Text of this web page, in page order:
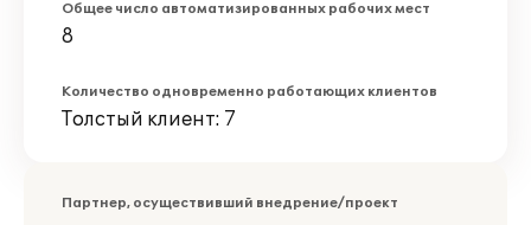
Общее число автоматизированных рабочих мест
8
Количество одновременно работающих клиентов
Толстый клиент: 7
Партнер, осуществивший внедрение/проект